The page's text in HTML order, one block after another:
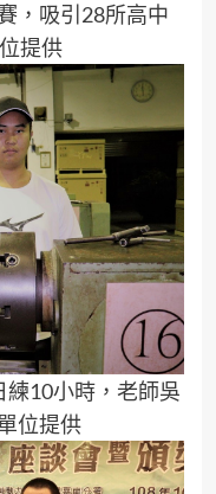
，吸引28所高中
提供
練10小時，老師吳
位提供